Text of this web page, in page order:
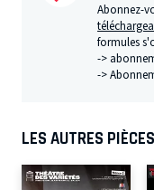
Abonnez-
formules
->
->
LES AUTRES